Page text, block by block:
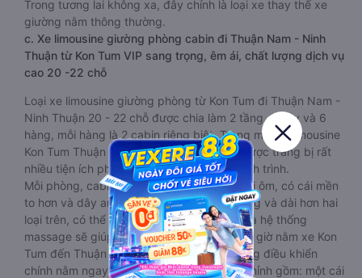
Trong tương lai không xa, đây chính là loại xe thay thế xe
giường nằm thông thường.
c. Xe limousine giường phòng cabin đi Thuận Nam - Ninh
Thuận từ Kon Tum VIP sang trọng, êm ái, chất lượng dịch vụ
cao 20 -22 chỗ
Loại xe limousine giường phòng từ Kon Tum đi Thuận Nam -
Ninh Thuận 20 - 22 chỗ được chia làm 2 tầng, 2 dãy và 6
hàng, mỗi hàng là 2 cabin riêng biệt. Trong mỗi xe limousine
Kon Tum Thuận Nam - Ninh Thuận cabin được trang bị rất
nhiều tiện ích phục vụ hành khách suốt hành trình.
Mỗi phòng, cabin đều có gối nằm rời, có gối ôm, có cái mền
to hơn và dây an toàn seat belt. Giường rộng và dài hơn hai
loại trên, có thể lăn lộn thoải mái. Đặc biệt là hệ thống
massage sẽ giúp bạn thư giãn trong những giờ nằm xe Kon
Tum đến Thuận Nam - Ninh Thuận dài. Bảng điều khiển
chính nằm ngay cạnh đầu để tiện tay tuỳ chỉnh gồm: một cái